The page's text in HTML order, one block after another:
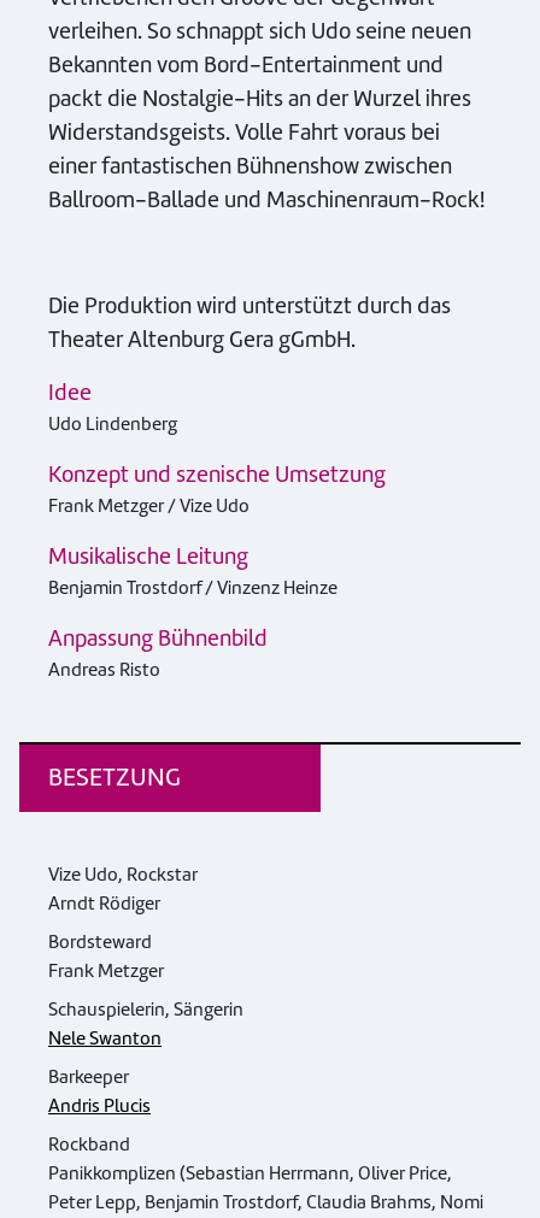
verleihen. So schnappt sich Udo seine neuen
Bekannten vom Bord-Entertainment und
packt die Nostalgie-Hits an der Wurzel ihres
Widerstandsgeists. Volle Fahrt voraus bei
einer fantastischen Bühnenshow zwischen
Ballroom-Ballade und Maschinenraum-Rock!
Die Produktion wird unterstützt durch das
Theater Altenburg Gera gGmbH.
Idee
Udo Lindenberg
Konzept und szenische Umsetzung
Frank Metzger / Vize Udo
Musikalische Leitung
Benjamin Trostdorf / Vinzenz Heinze
Anpassung Bühnenbild
Andreas Risto
BESETZUNG
Vize Udo, Rockstar
Arndt Rödiger
Bordsteward
Frank Metzger
Schauspielerin, Sängerin
Nele Swanton
Barkeeper
Andris Plucis
Rockband
Panikkomplizen (Sebastian Herrmann, Oliver Price,
Peter Lepp, Benjamin Trostdorf, Claudia Brahms, Nomi